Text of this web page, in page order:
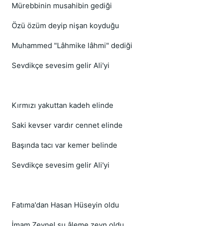
Mürebbinin musahibin gediği
Özü özüm deyip nişan koyduğu
Muhammed "Lâhmike lâhmi" dediği
Sevdikçe sevesim gelir Ali'yi
Kırmızı yakuttan kadeh elinde
Saki kevser vardır cennet elinde
Başında tacı var kemer belinde
Sevdikçe sevesim gelir Ali'yi
Fatıma'dan Hasan Hüseyin oldu